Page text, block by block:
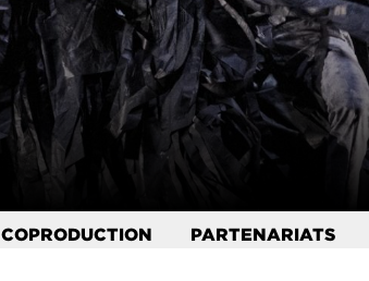
COPRODUCTION PARTENARIATS